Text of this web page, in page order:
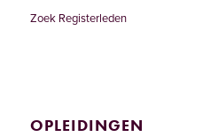
Zoek Registerleden
OPLEIDINGEN